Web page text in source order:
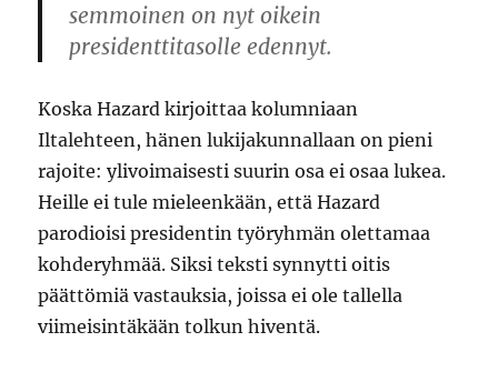
semmoinen on nyt oikein
presidenttitasolle edennyt.
Koska Hazard kirjoittaa kolumniaan
Iltalehteen, hänen lukijakunnallaan on pieni
rajoite: ylivoimaisesti suurin osa ei osaa lukea.
Heille ei tule mieleenkään, että Hazard
parodioisi presidentin työryhmän olettamaa
kohderyhmää. Siksi teksti synnytti oitis
päättömiä vastauksia, joissa ei ole tallella
viimeisintäkään tolkun hiventä.